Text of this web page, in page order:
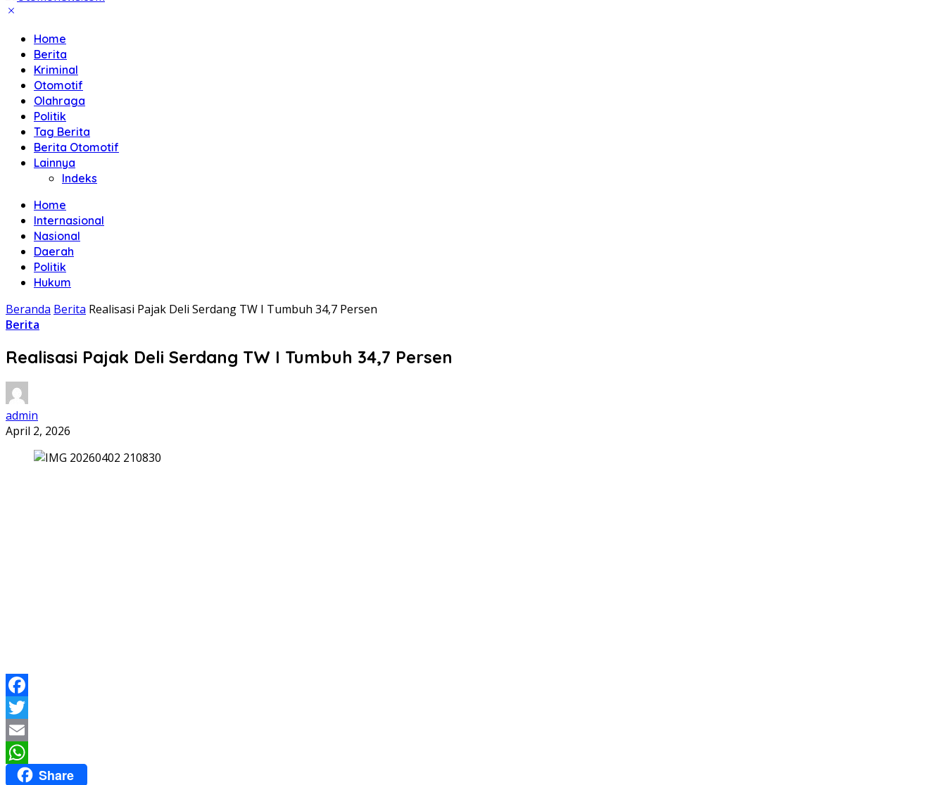
Home
Berita
Kriminal
Otomotif
Olahraga
Politik
Tag Berita
Berita Otomotif
Lainnya
Indeks
Home
Internasional
Nasional
Daerah
Politik
Hukum
Beranda Berita Realisasi Pajak Deli Serdang TW I Tumbuh 34,7 Persen
Berita
Realisasi Pajak Deli Serdang TW I Tumbuh 34,7 Persen
admin
April 2, 2026
Facebook
Twitter
Email
WhatsApp
Share